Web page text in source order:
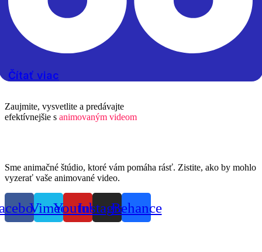
Čítať viac
Zaujmite, vysvetlite a predávajte
efektívnejšie s animovaným videom
Sme animačné štúdio, ktoré vám pomáha rásť. Zistite, ako by mohlo
vyzerať vaše animované video.
VimeoYoutubeInstagramBehance